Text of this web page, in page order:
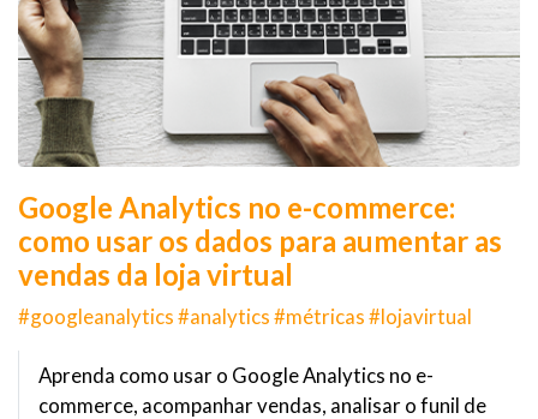
Google Analytics no e-commerce:
como usar os dados para aumentar as
vendas da loja virtual
#googleanalytics #analytics #métricas #lojavirtual
Aprenda como usar o Google Analytics no e-
commerce, acompanhar vendas, analisar o funil de